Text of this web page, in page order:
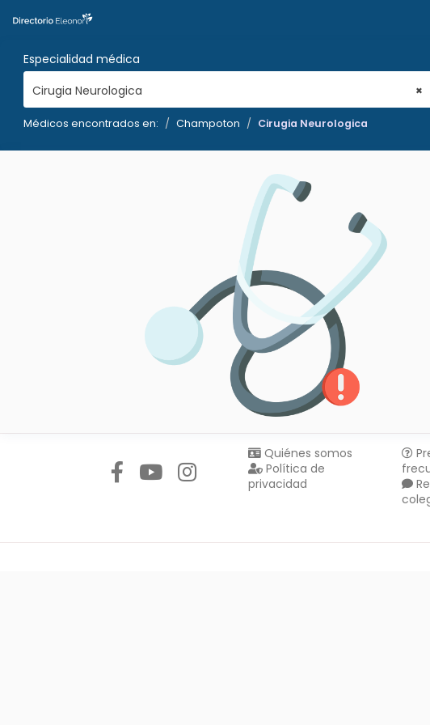
Especialidad médica
×
Cirugia Neurologica
Médicos encontrados en: Champoton Cirugia Neurologica
Quiénes somos
Política de
privacidad